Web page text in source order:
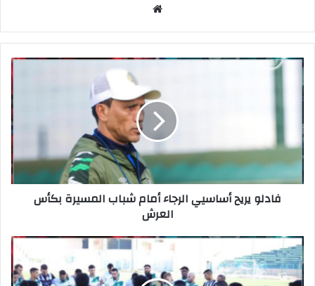
الوي
ب
فادلو يريح أساسيي الرجاء أمام شباب المسيرة بكأس
العرش